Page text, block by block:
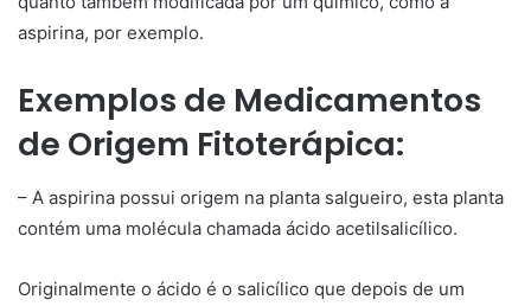
aspirina, por exemplo.
Exemplos de Medicamentos
de Origem Fitoterápica:
– A aspirina possui origem na planta salgueiro, esta planta
contém uma molécula chamada ácido acetilsalicílico.
Originalmente o ácido é o salicílico que depois de um